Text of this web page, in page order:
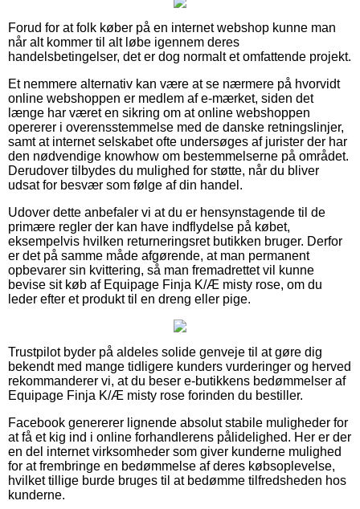
Forud for at folk køber på en internet webshop kunne man
når alt kommer til alt løbe igennem deres
handelsbetingelser, det er dog normalt et omfattende projekt.
Et nemmere alternativ kan være at se nærmere på hvorvidt
online webshoppen er medlem af e-mærket, siden det
længe har været en sikring om at online webshoppen
opererer i overensstemmelse med de danske retningslinjer,
samt at internet selskabet ofte undersøges af jurister der har
den nødvendige knowhow om bestemmelserne på området.
Derudover tilbydes du mulighed for støtte, når du bliver
udsat for besvær som følge af din handel.
Udover dette anbefaler vi at du er hensynstagende til de
primære regler der kan have indflydelse på købet,
eksempelvis hvilken returneringsret butikken bruger. Derfor
er det på samme måde afgørende, at man permanent
opbevarer sin kvittering, så man fremadrettet vil kunne
bevise sit køb af Equipage Finja K/Æ misty rose, om du
leder efter et produkt til en dreng eller pige.
Trustpilot byder på aldeles solide genveje til at gøre dig
bekendt med mange tidligere kunders vurderinger og herved
rekommanderer vi, at du beser e-butikkens bedømmelser af
Equipage Finja K/Æ misty rose forinden du bestiller.
Facebook genererer lignende absolut stabile muligheder for
at få et kig ind i online forhandlerens pålidelighed. Her er der
en del internet virksomheder som giver kunderne mulighed
for at frembringe en bedømmelse af deres købsoplevelse,
hvilket tillige burde bruges til at bedømme tilfredsheden hos
kunderne.